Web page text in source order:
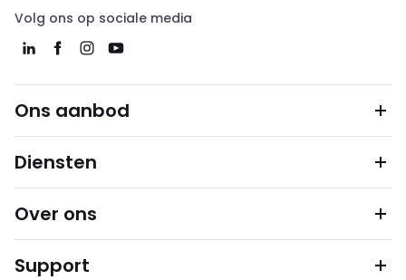
Volg ons op sociale media
Ons aanbod
Diensten
Over ons
Support